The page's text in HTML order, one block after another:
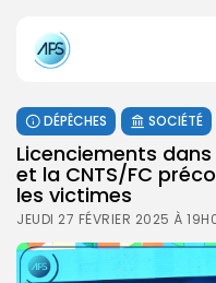
DÉPÊCHES SOCIÉTÉ
Licenciements
et la CNTS/FC
les victimes
JEUDI 27 FÉVRIER 2025 À